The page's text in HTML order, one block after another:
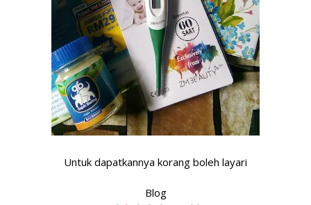
Untuk dapatkannya korang boleh layari
Blog